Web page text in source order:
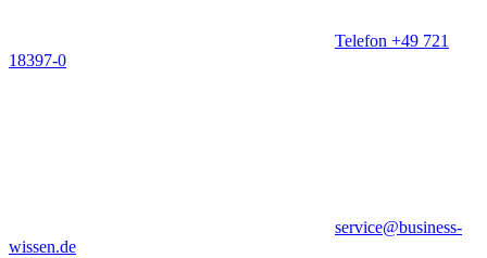
Telefon +49 721
18397-0
service@business-
wissen.de